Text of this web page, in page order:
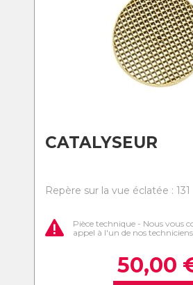
CATALYSEUR
Repère sur la vue éclatée : 131
Pièce technique - Nous vous
appel à l'un de nos techniciens
50,00